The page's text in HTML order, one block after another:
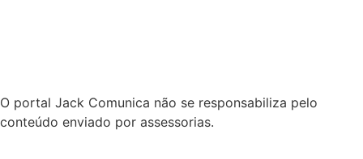
O portal Jack Comunica não se responsabiliza pelo
conteúdo enviado por assessorias.